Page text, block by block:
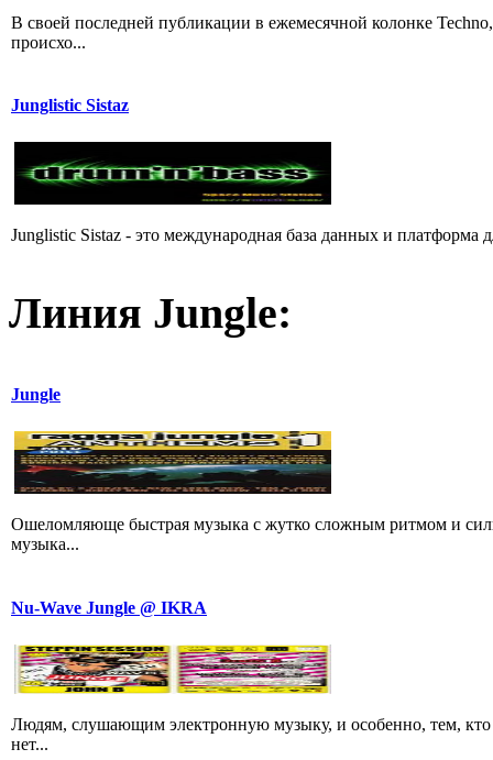
В своей последней публикации в ежемесячной колонке
происхо...
Junglistic Sistaz
Junglistic Sistaz - это международная база данных и
Линия Jungle:
Jungle
Ошеломляюще быстрая музыка с жутко сложным ритмом и
музыка...
Nu-Wave Jungle @ IKRA
Людям, слушающим электронную музыку, и особенно, тем,
нет...